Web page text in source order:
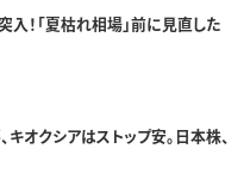
！「夏枯れ相場」前に見直した
オクシアはストップ安。日本株、